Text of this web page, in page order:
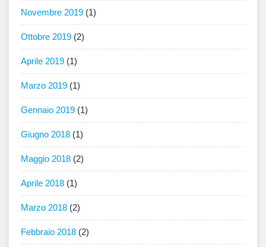
Novembre 2019 (1)
Ottobre 2019 (2)
Aprile 2019 (1)
Marzo 2019 (1)
Gennaio 2019 (1)
Giugno 2018 (1)
Maggio 2018 (2)
Aprile 2018 (1)
Marzo 2018 (2)
Febbraio 2018 (2)